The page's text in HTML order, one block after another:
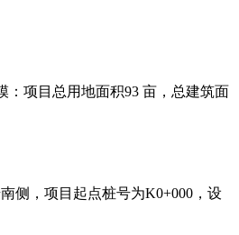
：项目总用地面积93 亩，总建筑面
侧，项目起点桩号为K0+000，设